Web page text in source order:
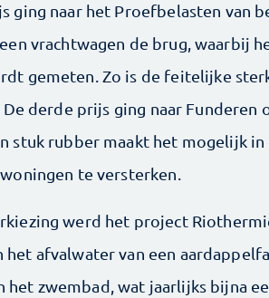
ging naar het Proefbelasten van
vrachtwagen de brug, waarbij
gemeten. Zo is de feitelijke
derde prijs ging naar Funderen
stuk rubber maakt het mogelijk
te versterken.
werd het project
het afvalwater van een
het zwembad, wat jaarlijks bijna